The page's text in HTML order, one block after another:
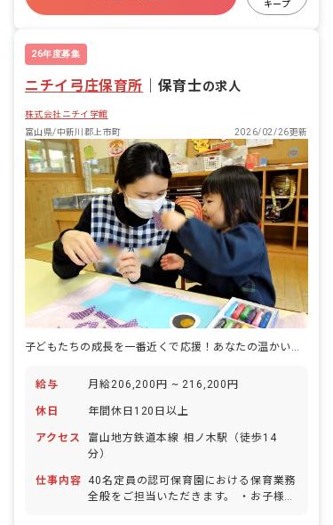
キープ
26年度募集
ニチイ弓庄保育所 保育士の求人
株式会社ニチイ学館
富山県/中新川郡上市町
2026/02/26更新
子どもたちの成長を一番近くで応援！あなたの温かい心が輝く場所
給与 月給206,200円 ~ 216,200円
休日 年間休日120日以上
アクセス
富山地方鉄道本線 相ノ木駅（徒歩14
分）
仕事内容
40名定員の認可保育園における保育業務
全般をご担当いただきます。 ・お子様の